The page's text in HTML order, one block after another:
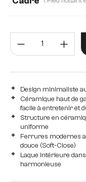
Design minimaliste
Céramique haut de
facile à entretenir et
Structure en
uniforme
Ferrures modernes
douce (Soft-Close)
Laque intérieure
harmonieuse